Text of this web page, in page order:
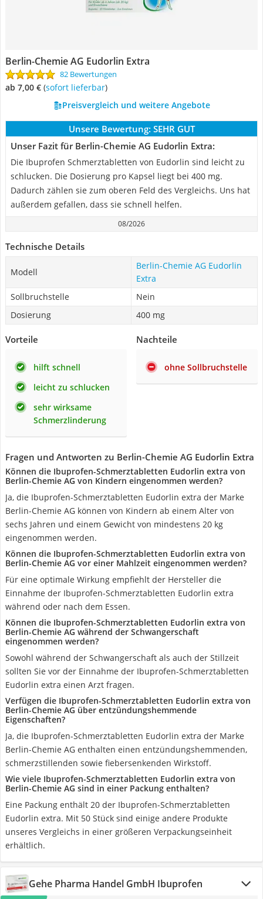
Berlin-Chemie AG Eudorlin Extra
82 Bewertungen
ab 7,00 € ( Sofort lieferbar)
Preisvergleich und weitere Angebote
Unsere Bewertung: SEHR GUT
Unser Fazit für Berlin-Chemie AG Eudorlin Extra:
Die Ibuprofen Schmerztabletten von Eudorlin sind leicht zu
schlucken. Die Dosierung pro Kapsel liegt bei 400 mg.
Dadurch zählen sie zum oberen Feld des Vergleichs. Uns hat
außerdem gefallen, dass sie schnell helfen.
08/2026
Technische Details
Modell
Berlin-Chemie AG Eudorlin
Extra
Sollbruchstelle
Nein
Dosierung
400 mg
Vorteile
hilft schnell
leicht zu schlucken
sehr wirksame
Schmerzlinderung
Nachteile
ohne Sollbruchstelle
Fragen und Antworten zu Berlin-Chemie AG Eudorlin Extra
Können die Ibuprofen-Schmerztabletten Eudorlin extra von
Berlin-Chemie AG von Kindern eingenommen werden?
Ja, die Ibuprofen-Schmerztabletten Eudorlin extra der Marke
Berlin-Chemie AG können von Kindern ab einem Alter von
sechs Jahren und einem Gewicht von mindestens 20 kg
eingenommen werden.
Können die Ibuprofen-Schmerztabletten Eudorlin extra von
Berlin-Chemie AG vor einer Mahlzeit eingenommen werden?
Für eine optimale Wirkung empfiehlt der Hersteller die
Einnahme der Ibuprofen-Schmerztabletten Eudorlin extra
während oder nach dem Essen.
Können die Ibuprofen-Schmerztabletten Eudorlin extra von
Berlin-Chemie AG während der Schwangerschaft
eingenommen werden?
Sowohl während der Schwangerschaft als auch der Stillzeit
sollten Sie vor der Einnahme der Ibuprofen-Schmerztabletten
Eudorlin extra einen Arzt fragen.
Verfügen die Ibuprofen-Schmerztabletten Eudorlin extra von
Berlin-Chemie AG über entzündungshemmende
Eigenschaften?
Ja, die Ibuprofen-Schmerztabletten Eudorlin extra der Marke
Berlin-Chemie AG enthalten einen entzündungshemmenden,
schmerzstillenden sowie fiebersenkenden Wirkstoff.
Wie viele Ibuprofen-Schmerztabletten Eudorlin extra von
Berlin-Chemie AG sind in einer Packung enthalten?
Eine Packung enthält 20 der Ibuprofen-Schmerztabletten
Eudorlin extra. Mit 50 Stück sind einige andere Produkte
unseres Vergleichs in einer größeren Verpackungseinheit
erhältlich.
Gehe Pharma Handel GmbH Ibuprofen